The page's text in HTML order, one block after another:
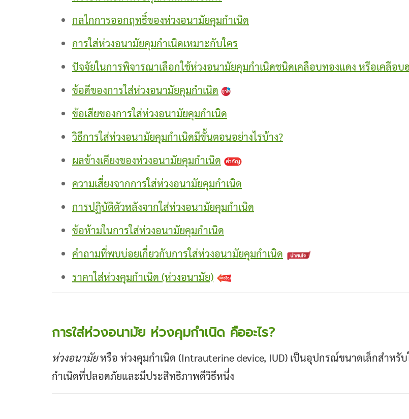
กลไกการออกฤทธิ์ของห่วงอนามัยคุมกำเนิด
การใส่ห่วงอนามัยคุมกำเนิดเหมาะกับใคร
ปัจจัยในการพิจารณาเลือกใช้ห่วงอนามัยคุมกำเนิดชนิดเคลือบทองแดง หรือเคลือบ
ข้อดีของการใส่ห่วงอนามัยคุมกำเนิด
ข้อเสียของการใส่ห่วงอนามัยคุมกำเนิด
วิธีการใส่ห่วงอนามัยคุมกำเนิดมีขั้นตอนอย่างไรบ้าง?
ผลข้างเคียงของห่วงอนามัยคุมกำเนิด
ความเสี่ยงจากการใส่ห่วงอนามัยคุมกำเนิด
การปฏิบัติตัวหลังจากใส่ห่วงอนามัยคุมกำเนิด
ข้อห้ามในการใส่ห่วงอนามัยคุมกำเนิด
คำถามที่พบบ่อยเกี่ยวกับการใส่ห่วงอนามัยคุมกำเนิด
ราคาใส่ห่วงคุมกำเนิด (ห่วงอนามัย)
การใส่ห่วงอนามัย ห่วงคุมกำเนิด คืออะไร?
ห่วงอนามัยหรือ ห่วงคุมกำเนิด (Intrauterine device, IUD) เป็นอุปกรณ์ขนาดเล็กสำหรั
กำเนิดที่ปลอดภัยและมีประสิทธิภาพดีวิธีหนึ่ง